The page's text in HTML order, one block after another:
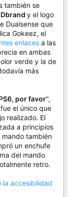
también se
y el logo
Dualsense que
Gokeez, el
enlaces a las
en ambas
verde y la de
más
por favor",
el único que
realizado. El
a principios
mando también
un enchufe
del mando
retro.
la accesibilidad